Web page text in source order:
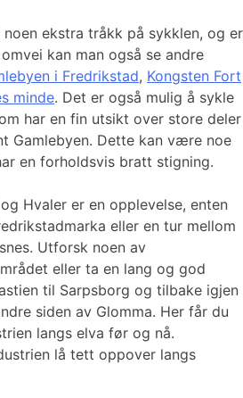
ekstra tråkk på sykklen, og er
kan man også se andre
i Fredrikstad, Kongsten Fort
minde. Det er også mulig å sykle
har en fin utsikt over store deler
Gamlebyen. Dette kan være noe
en forholdsvis bratt stigning.
Hvaler er en opplevelse, enten
eller en tur mellom
Utforsk noen av
eller ta en lang og god
til Sarpsborg og tilbake igjen
siden av Glomma. Her får du
langs elva før og nå.
lå tett oppover langs